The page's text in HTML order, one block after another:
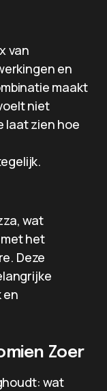
van
en
maakt
niet
laat zien hoe
wat
het
Deze
en
Zoer
wat